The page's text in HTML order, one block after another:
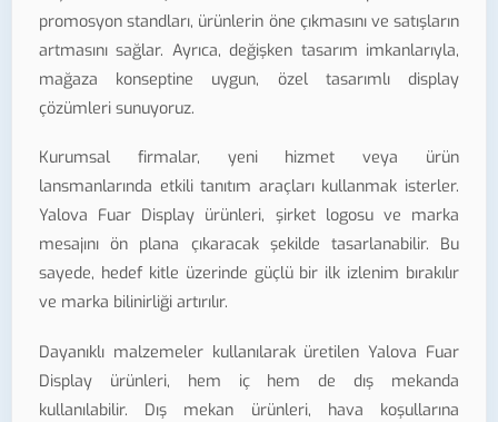
promosyon standları, ürünlerin öne çıkmasını ve satışların
artmasını sağlar. Ayrıca, değişken tasarım imkanlarıyla,
mağaza konseptine uygun, özel tasarımlı display
çözümleri sunuyoruz.
Kurumsal firmalar, yeni hizmet veya ürün
lansmanlarında etkili tanıtım araçları kullanmak isterler.
Yalova Fuar Display ürünleri, şirket logosu ve marka
mesajını ön plana çıkaracak şekilde tasarlanabilir. Bu
sayede, hedef kitle üzerinde güçlü bir ilk izlenim bırakılır
ve marka bilinirliği artırılır.
Dayanıklı malzemeler kullanılarak üretilen Yalova Fuar
Display ürünleri, hem iç hem de dış mekanda
kullanılabilir. Dış mekan ürünleri, hava koşullarına